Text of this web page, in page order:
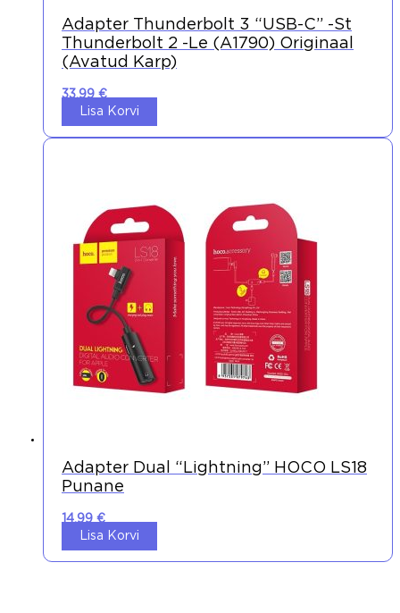
Adapter Thunderbolt 3 “USB-C” -st
Thunderbolt 2 -le (A1790) Originaal
(avatud Karp)
33,99 €
Lisa Korvi
Adapter Dual “lightning” HOCO LS18
Punane
14,99 €
Lisa Korvi